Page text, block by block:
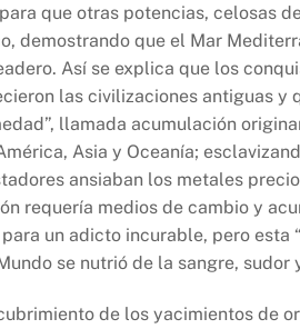
que otras potencias, celosas
demostrando que el Mar
Así se explica que los
las civilizaciones antiguas y
llamada acumulación
Asia y Oceanía;
ansiaban los metales
requería medios de cambio y
un adicto incurable, pero esta
se nutrió de la sangre,
de los yacimientos de